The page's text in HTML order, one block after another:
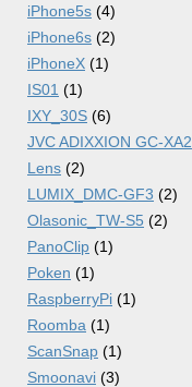
iPhone5s (4)
iPhone6s (2)
iPhoneX (1)
IS01 (1)
IXY_30S (6)
JVC ADIXXION GC-XA2
Lens (2)
LUMIX_DMC-GF3 (2)
Olasonic_TW-S5 (2)
PanoClip (1)
Poken (1)
RaspberryPi (1)
Roomba (1)
ScanSnap (1)
Smoonavi (3)